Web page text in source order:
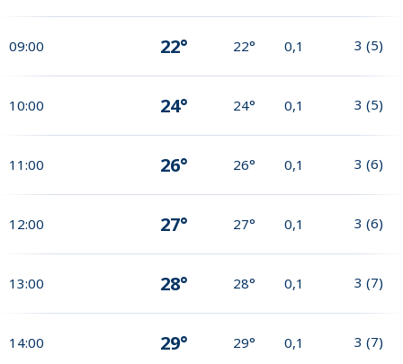
09:00 22° 22° 0,1 3 (5)
10:00 24° 24° 0,1 3 (5)
11:00 26° 26° 0,1 3 (6)
12:00 27° 27° 0,1 3 (6)
13:00 28° 28° 0,1 3 (7)
14:00 29° 29° 0,1 3 (7)